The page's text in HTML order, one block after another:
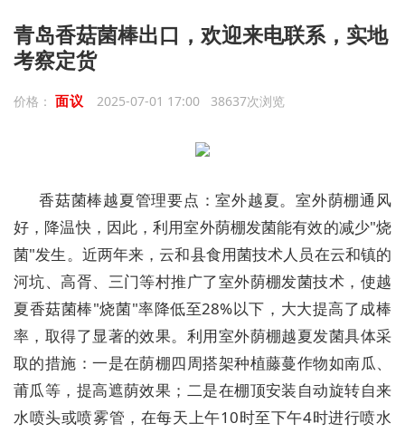
青岛香菇菌棒出口，欢迎来电联系，实地
考察定货
价格： 面议 2025-07-01 17:00 38637次浏览
香菇菌棒越夏管理要点：室外越夏。室外荫棚通风
好，降温快，因此，利用室外荫棚发菌能有效的减少"烧
菌"发生。近两年来，云和县食用菌技术人员在云和镇的
河坑、高胥、三门等村推广了室外荫棚发菌技术，使越
夏香菇菌棒"烧菌"率降低至28%以下，大大提高了成棒
率，取得了显著的效果。利用室外荫棚越夏发菌具体采
取的措施：一是在荫棚四周搭架种植藤蔓作物如南瓜、
莆瓜等，提高遮荫效果；二是在棚顶安装自动旋转自来
水喷头或喷雾管，在每天上午10时至下午4时进行喷水